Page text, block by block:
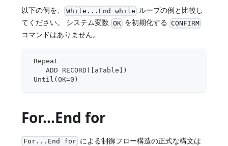
以下の例を、 While...End while ループの例と比較し
てください。 システム変数 OK を初期化する CONFIRM
コマンドはありません。
Repeat
    ADD RECORD([aTable])
Until(OK=0)
For...End for
For...End for による制御フロー構造の正式な構文は